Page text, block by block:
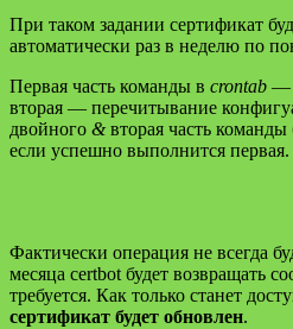
При таком задании сертификат
автоматически раз в неделю по
Первая часть команды в crontab —
вторая — перечитывание
двойного &вторая часть команды
если успешно выполнится первая.
Фактически операция не всегда
месяца certbot будет возвращать
требуется. Как только станет
сертификат будет обновлен.